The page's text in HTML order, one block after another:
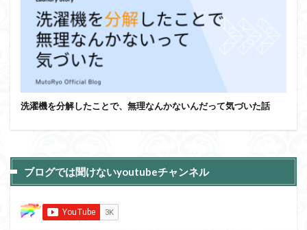
洗濯機を分解したことで、無理なんかないんだって気づいた話
ブログでは聞けないyoutubeチャンネル